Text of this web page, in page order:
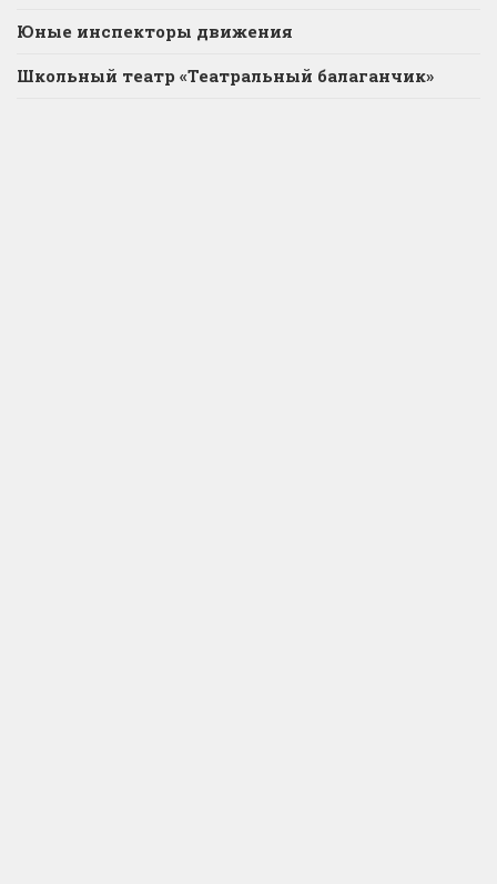
Юные инспекторы движения
Школьный театр «Театральный балаганчик»